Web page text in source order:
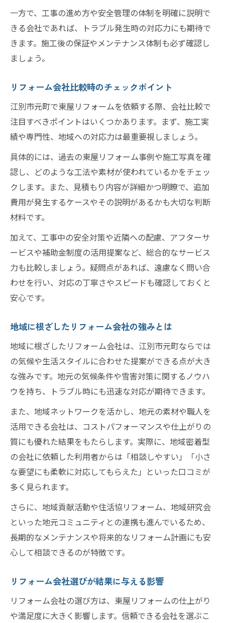
一方で、工事の進め方や安全管理の体制を明確に説明で
きる会社であれば、トラブル発生時の対応力にも期待で
きます。施工後の保証やメンテナンス体制も必ず確認し
ましょう。
リフォーム会社比較時のチェックポイント
江別市元町で東屋リフォームを依頼する際、会社比較で
注目すべきポイントはいくつかあります。まず、施工実
績や専門性、地域への対応力は最重要視しましょう。
具体的には、過去の東屋リフォーム事例や施工写真を確
認し、どのような工法や素材が使われているかをチェッ
クします。また、見積もり内容が詳細かつ明瞭で、追加
費用が発生するケースやその説明があるかも大切な判断
材料です。
加えて、工事中の安全対策や近隣への配慮、アフターサ
ービスや補助金制度の活用提案など、総合的なサービス
力も比較しましょう。疑問点があれば、遠慮なく問い合
わせを行い、対応の丁寧さやスピードも確認しておくと
安心です。
地域に根ざしたリフォーム会社の強みとは
地域に根ざしたリフォーム会社は、江別市元町ならでは
の気候や生活スタイルに合わせた提案ができる点が大き
な強みです。地元の気候条件や雪害対策に関するノウハ
ウを持ち、トラブル時にも迅速な対応が期待できます。
また、地域ネットワークを活かし、地元の素材や職人を
活用できる会社は、コストパフォーマンスや仕上がりの
質にも優れた結果をもたらします。実際に、地域密着型
の会社に依頼した利用者からは「相談しやすい」「小さ
な要望にも柔軟に対応してもらえた」といった口コミが
多く見られます。
さらに、地域貢献活動や住活協リフォーム、地域研究会
といった地元コミュニティとの連携も進んでいるため、
長期的なメンテナンスや将来的なリフォーム計画にも安
心して相談できるのが特徴です。
リフォーム会社選びが結果に与える影響
リフォーム会社の選び方は、東屋リフォームの仕上がり
や満足度に大きく影響します。信頼できる会社を選ぶこ